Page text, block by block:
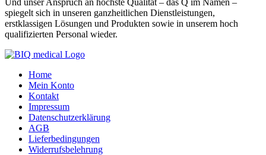
spiegelt sich in unseren ganzheitlichen Dienstleistungen,
erstklassigen Lösungen und Produkten sowie in unserem hoch
qualifizierten Personal wieder.
Home
Mein Konto
Kontakt
Impressum
Datenschutzerklärung
AGB
Lieferbedingungen
Widerrufsbelehrung